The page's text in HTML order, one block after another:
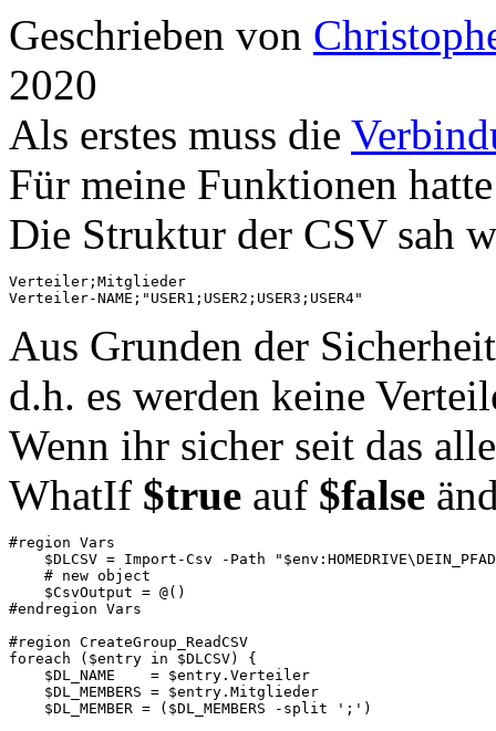
Geschrieben von
2020
Als erstes muss die
Für meine Funktionen
Die Struktur der CSV sah
Verteiler;Mitglieder
Verteiler-NAME;"USER1;USER2;USER3;USER4"
Aus Grunden der
d.h. es werden keine
Wenn ihr sicher seit das
WhatIf $true auf $false
#region Vars
$DLCSV = Import-Csv -Path
    # new object
    $CsvOutput = @()
#endregion Vars
#region CreateGroup_ReadCSV
foreach ($entry in $DLCSV) {
    $DL_NAME    = $entry.Verteiler
    $DL_MEMBERS = $entry.Mitglieder
    $DL_MEMBER = ($DL_MEMBERS -split ';')